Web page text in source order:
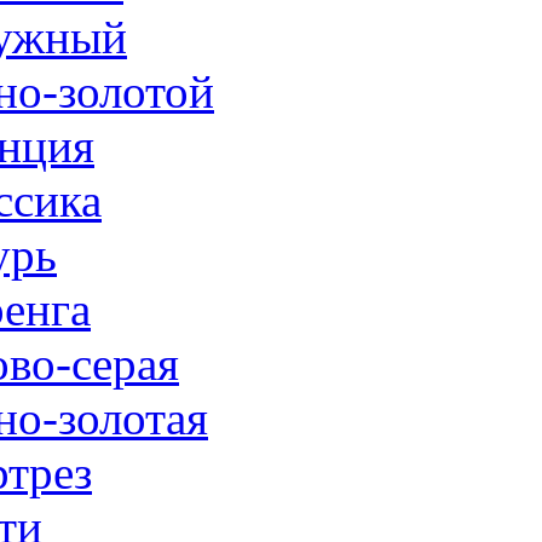
золотой
серая
золотая